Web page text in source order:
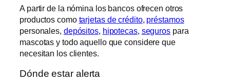
A partir de la nómina los bancos ofrecen otros
productos como tarjetas de crédito, préstamos
personales, depósitos, hipotecas, segurospara
mascotas y todo aquello que considere que
necesitan los clientes.
Dónde estar alerta